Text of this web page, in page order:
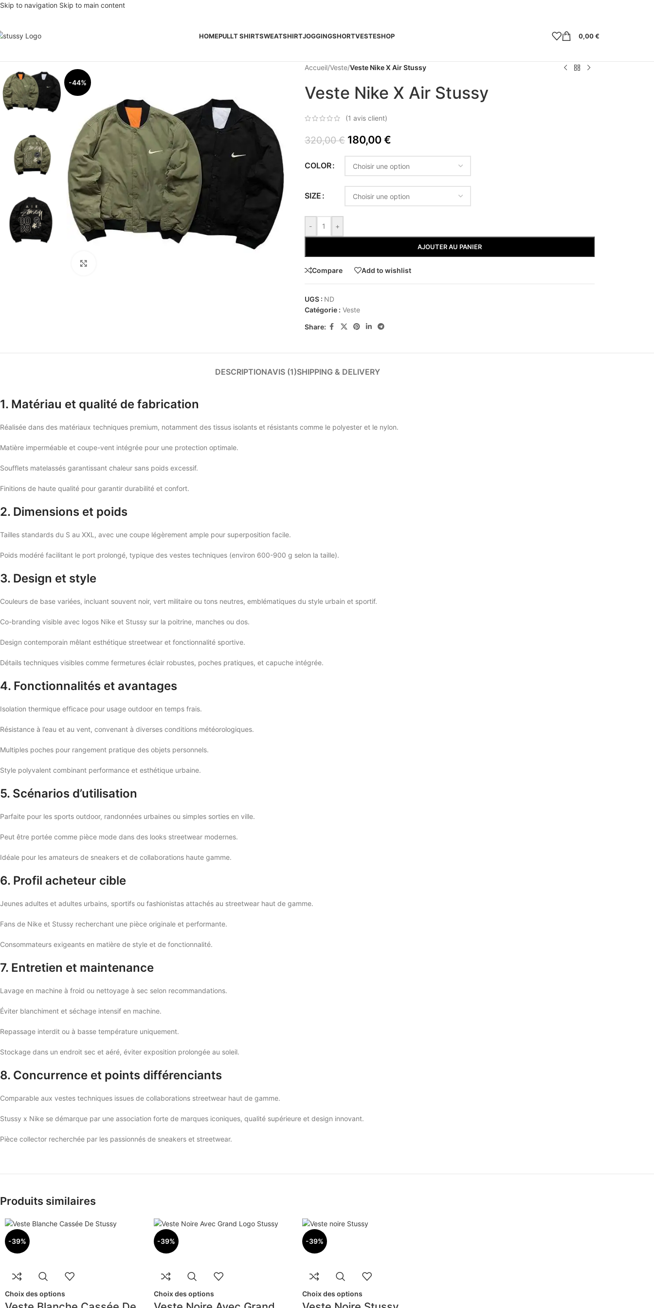
Skip to navigation Skip to main content
HOMEPULLT SHIRTSWEATSHIRTJOGGINGSHORTVESTESHOP 0,00€
-44%
Accueil/Veste/Veste Nike X Air Stussy
Veste Nike X Air Stussy
(1 avis client)
320,00€ 180,00€
COLOR
SIZE
- +
AJOUTER AU PANIER
Compare Add to wishlist
UGS : ND
Catégorie : Veste
Share:
DESCRIPTIONAVIS (1)SHIPPING & DELIVERY
1. Matériau et qualité de fabrication
Réalisée dans des matériaux techniques premium, notamment des tissus isolants et résistants comme le polyester et le nylon.
Matière imperméable et coupe-vent intégrée pour une protection optimale.
Soufflets matelassés garantissant chaleur sans poids excessif.
Finitions de haute qualité pour garantir durabilité et confort.
2. Dimensions et poids
Tailles standards du S au XXL, avec une coupe légèrement ample pour superposition facile.
Poids modéré facilitant le port prolongé, typique des vestes techniques (environ 600-900 g selon la taille).
3. Design et style
Couleurs de base variées, incluant souvent noir, vert militaire ou tons neutres, emblématiques du style urbain et sportif.
Co-branding visible avec logos Nike et Stussy sur la poitrine, manches ou dos.
Design contemporain mêlant esthétique streetwear et fonctionnalité sportive.
Détails techniques visibles comme fermetures éclair robustes, poches pratiques, et capuche intégrée.
4. Fonctionnalités et avantages
Isolation thermique efficace pour usage outdoor en temps frais.
Résistance à l’eau et au vent, convenant à diverses conditions météorologiques.
Multiples poches pour rangement pratique des objets personnels.
Style polyvalent combinant performance et esthétique urbaine.
5. Scénarios d’utilisation
Parfaite pour les sports outdoor, randonnées urbaines ou simples sorties en ville.
Peut être portée comme pièce mode dans des looks streetwear modernes.
Idéale pour les amateurs de sneakers et de collaborations haute gamme.
6. Profil acheteur cible
Jeunes adultes et adultes urbains, sportifs ou fashionistas attachés au streetwear haut de gamme.
Fans de Nike et Stussy recherchant une pièce originale et performante.
Consommateurs exigeants en matière de style et de fonctionnalité.
7. Entretien et maintenance
Lavage en machine à froid ou nettoyage à sec selon recommandations.
Éviter blanchiment et séchage intensif en machine.
Repassage interdit ou à basse température uniquement.
Stockage dans un endroit sec et aéré, éviter exposition prolongée au soleil.
8. Concurrence et points différenciants
Comparable aux vestes techniques issues de collaborations streetwear haut de gamme.
Stussy x Nike se démarque par une association forte de marques iconiques, qualité supérieure et design innovant.
Pièce collector recherchée par les passionnés de sneakers et streetwear.
Produits similaires
-39%
Choix des options
-39%
Choix des options
-39%
Choix des options